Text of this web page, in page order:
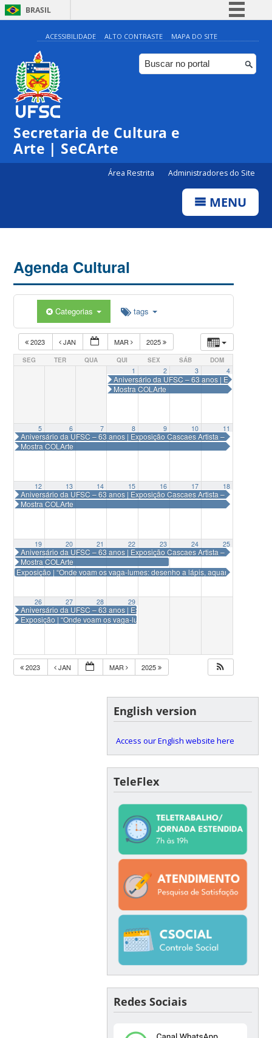
BRASIL
Simplifique!
Comunica BR
Participe
ACESSIBILIDADE ALTO CONTRASTE MAPA DO SITE
Secretaria de Cultura e
Arte | SeCArte
Área Restrita Administradores do Site
MENU
Agenda Cultural
Categorias tags
2023 JAN MAR 2025
SEG TER QUA QUI SEX SÁB DOM
1
Aniversário da UFSC – 63 anos | Exposição
Mostra COLArte
2 3 4
5
Aniversário da UFSC – 63 anos | Exposição Cascaes Artista – Segunda
Mostra COLArte
6 7 8 9 10 11
12
Aniversário da UFSC – 63 anos | Exposição Cascaes Artista – Segunda
Mostra COLArte
13 14 15 16 17 18
19
Exposição | “Onde voam os vaga-lumes: desenho a lápis, aquarela e
Aniversário da UFSC – 63 anos | Exposição Cascaes Artista – Segunda
Mostra COLArte
20 21 22 23 24 25
26
Aniversário da UFSC – 63 anos | Exposição Cascaes Artista – Segunda
Exposição | “Onde voam os vaga-lumes: desenho a lápis, aquarela e
27 28 29
2023 JAN MAR 2025
English version
Access our English website here
TeleFlex
Redes Sociais